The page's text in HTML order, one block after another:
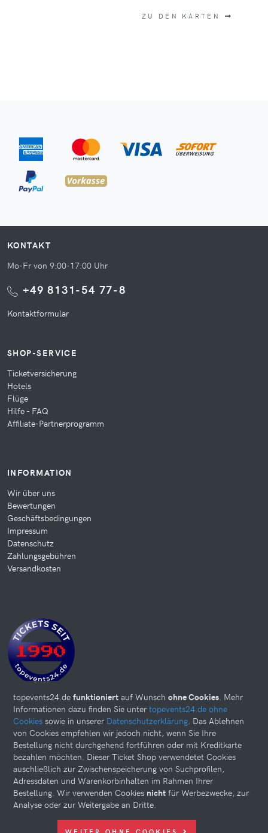
ZU DEN KARTEN
KONTAKT
Mo-Fr von 9:00-17:00 Uhr
+49 8131-54 77-8
Kontaktformular
SHOP-SERVICE
Ticketversicherung
Hotels
Flüge
Hilfe - FAQ
Affiliate-Partnerprogramm
INFORMATION
Wir über uns
Bewertungen
Geschäftsbedingungen
Impressum
Datenschutz
Zahlungsgebühren
Versandkosten
Diese Website kann Cookies verwenden. Bitte nehmen Sie weiter
topevents24.de funktioniert auf Wunsch ohne Cookies. Mehr
Informationen dazu finden Sie unter topevents24.de ohne
Cookies sowie in unserer Datenschutzerklärung. Das Ablehnen
von Cookies empfehlen wir jedoch nicht, wenn Sie Ihre
Bestellung nicht durchgehend fortführen oder mit Kreditkarte
bezahlen möchten. Dieser Ticket Shop verwendetet Cookies
auschließlich zur Zwischenspeicherung von Suchprofilen,
Adressdaten und Warenkorbinhalten im Rahmen Ihrer
Bestellung. Wir verwenden Cookies nicht für Werbezwecke, zur
Analyse oder zur Weitergabe an Dritte.